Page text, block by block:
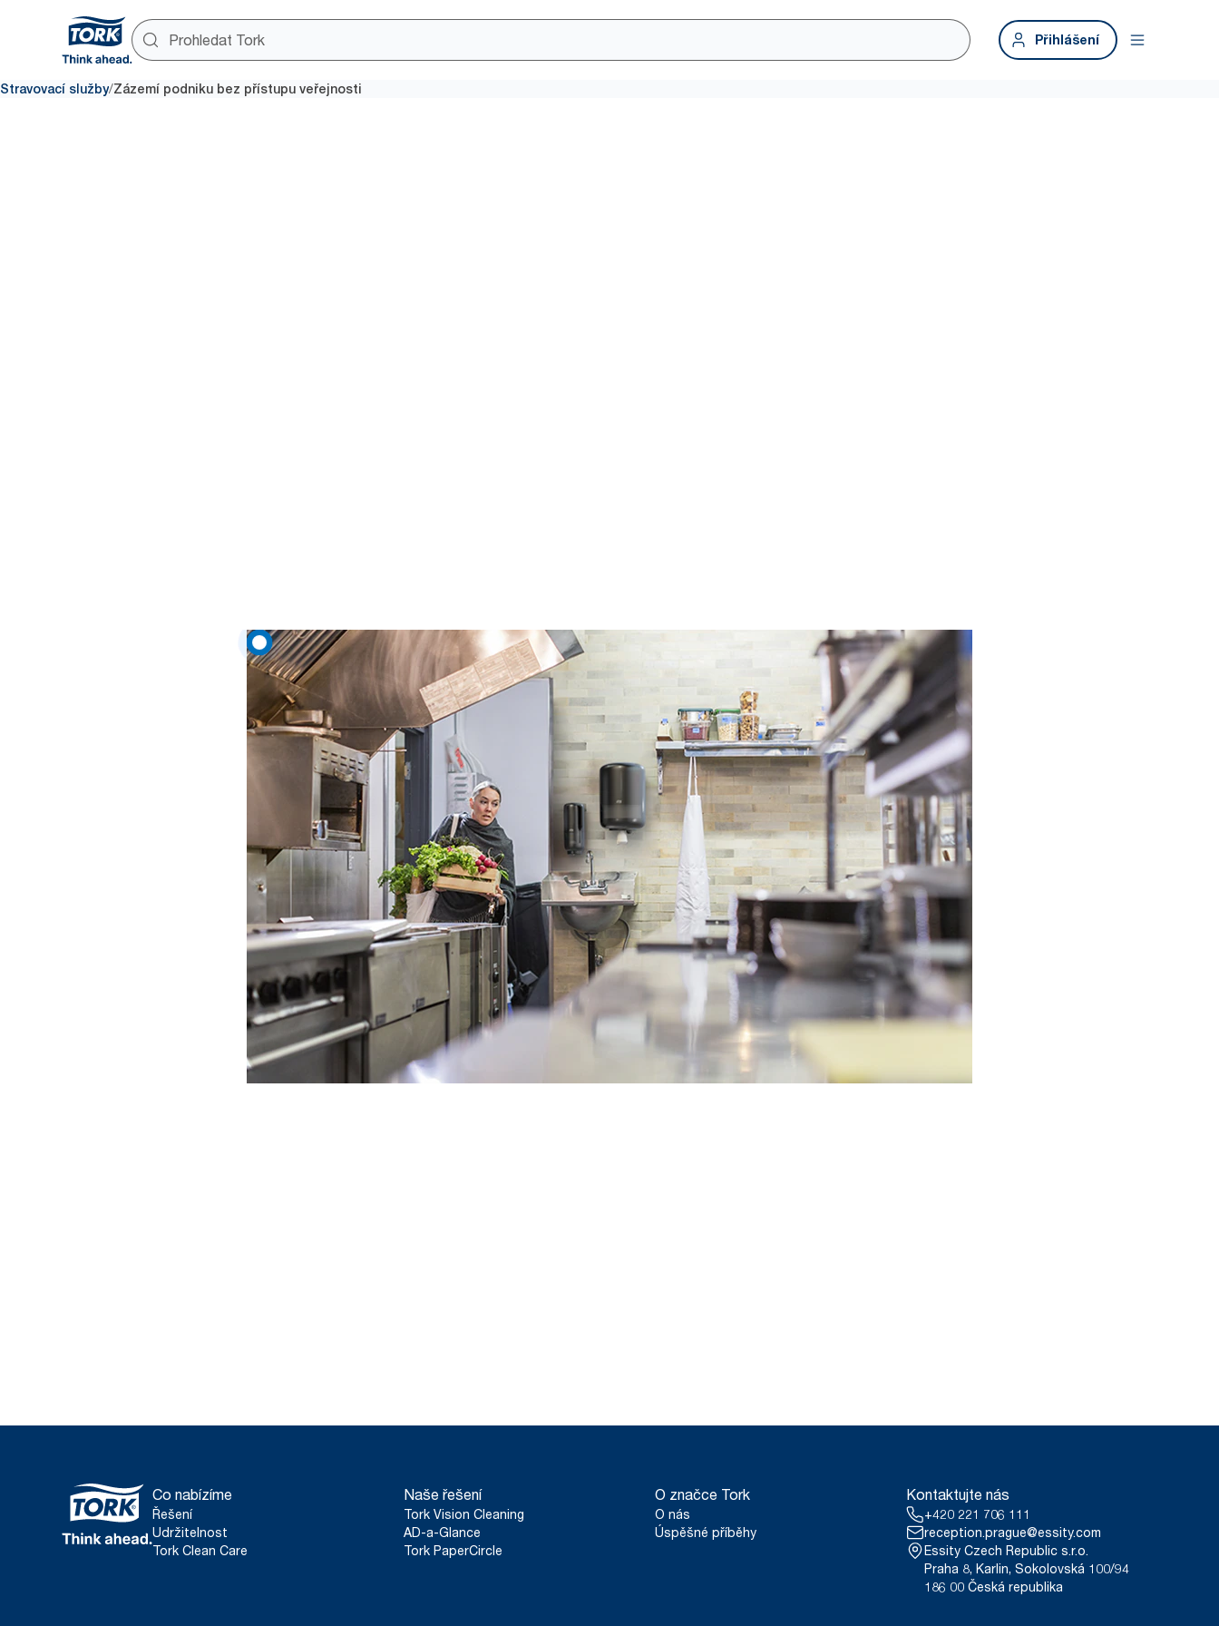
Přihlášení
Stravovací služby/Zázemí podniku bez přístupu veřejnosti
Co nabízíme
Řešení
Udržitelnost
Tork Clean Care
Naše řešení
Tork Vision Cleaning
AD-a-Glance
Tork PaperCircle
O značce Tork
O nás
Úspěšné příběhy
Kontaktujte nás
+420 221 706 111
reception.prague@essity.com
Essity Czech Republic s.r.o.
Praha 8, Karlin, Sokolovská 100/94
186 00 Česká republika